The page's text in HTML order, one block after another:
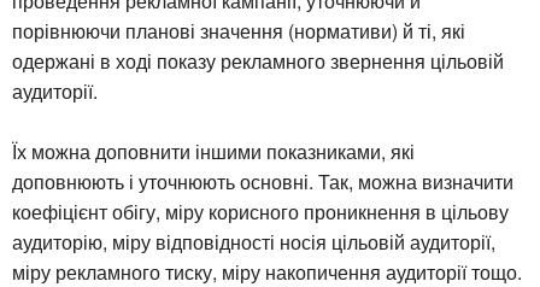
порівнюючи планові значення (нормативи) й ті, які
одержані в ході показу рекламного звернення цільовій
аудиторії.
Їх можна доповнити іншими показниками, які
доповнюють і уточнюють основні. Так, можна визначити
коефіцієнт обігу, міру корисного проникнення в цільову
аудиторію, міру відповідності носія цільовій аудиторії,
міру рекламного тиску, міру накопичення аудиторії тощо.